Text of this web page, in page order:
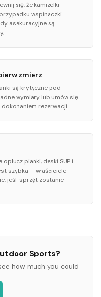
się, że kamizelki
wspinaczki
asekuracyjne są
zmierz
są krytyczne pod
wymiary lub umów się
dokonaniem rezerwacji.
opłucz pianki, deski SUP i
szybka — właściciele
jeśli sprzęt zostanie
Sports?
how much you could